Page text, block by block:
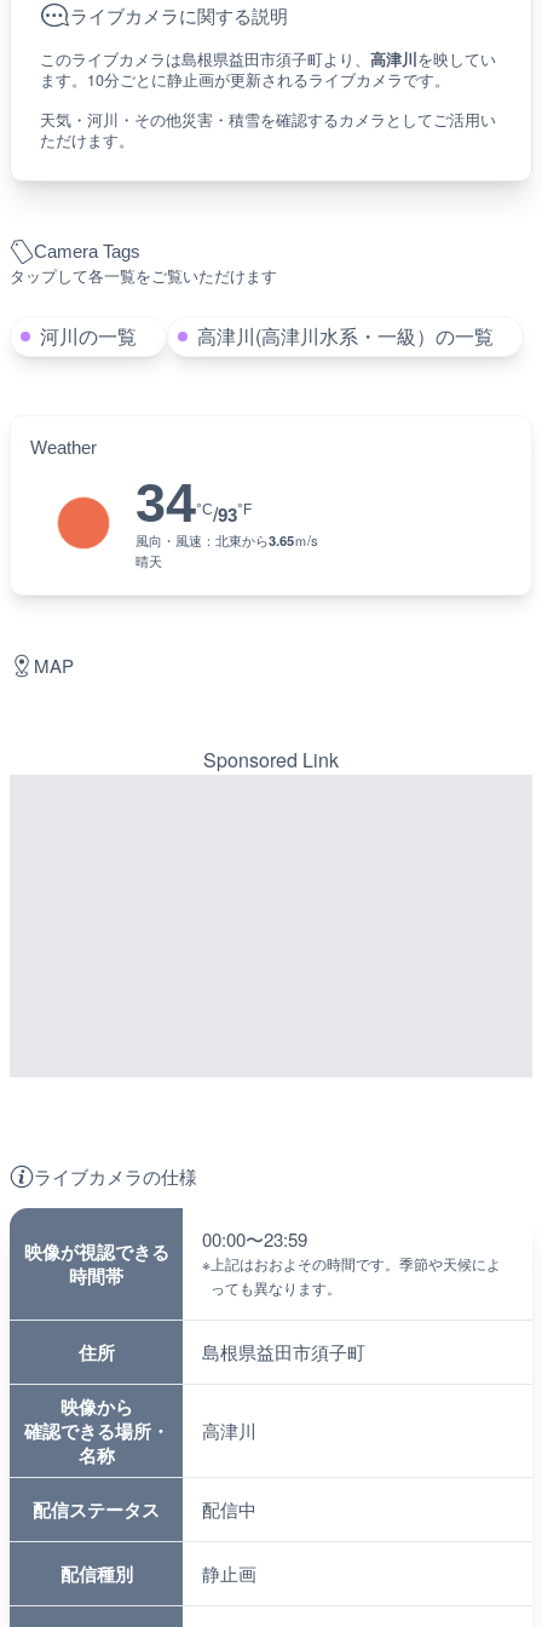
Camera Tags
タップして各一覧をご覧いただけます
河川の一覧 高津川(高津川水系・一級）の一覧
Weather
34°C/93°F
風向・風速： 北東から3.65ｍ/s
晴天
ライブカメラに関する説明
このライブカメラは島根県益田市須子町より、 高津川を映してい
ます。10分ごとに静止画が更新されるライブカメラです。
天気・河川・その他災害・積雪を確認するカメラとしてご活用い
ただけます。
ライブカメラの仕様
映像が視認できる
時間帯
00:00〜23:59
※ 上記はおおよその時間です。季節や天候によ
っても異なります。
住所 島根県益田市須子町
映像から
確認できる場所・
名称
高津川
配信ステータス 配信中
配信種別 静止画
MAP
Sponsored Link